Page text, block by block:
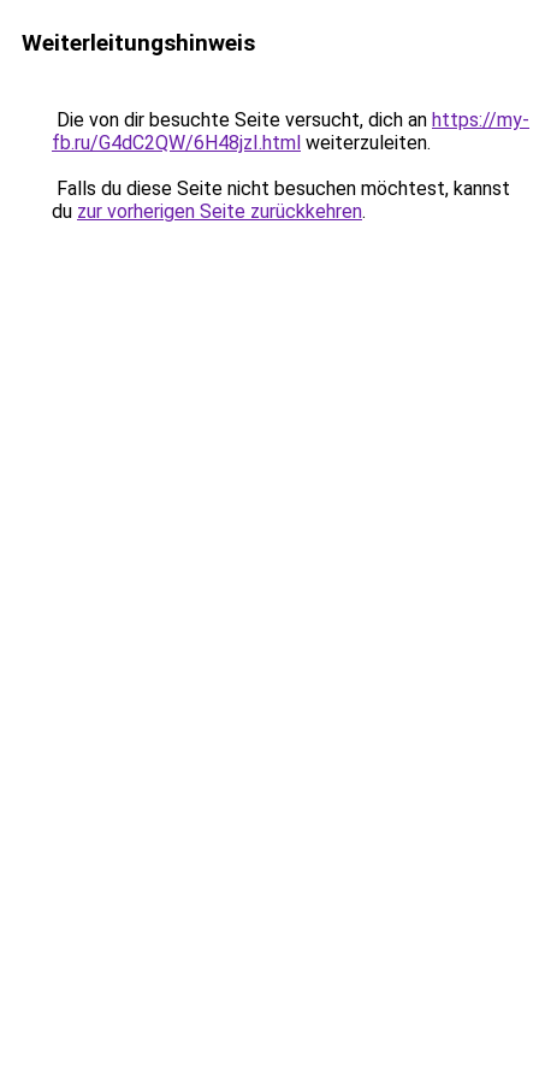
Weiterleitungshinweis
Die von dir besuchte Seite versucht, dich an https://my-
fb.ru/G4dC2QW/6H48jzI.html weiterzuleiten.
Falls du diese Seite nicht besuchen möchtest, kannst
du zur vorherigen Seite zurückkehren.